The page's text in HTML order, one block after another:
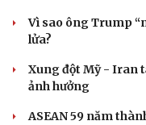
Vì sao ông Trump
lửa?
Xung đột Mỹ - Iran
ảnh hưởng
ASEAN 59 năm